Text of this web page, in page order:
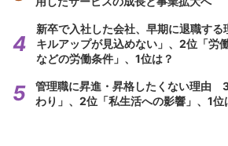
新卒で入社した会社、早期に退職す
キルアップが見込めない」、2位「労
などの労働条件」、1位は？
管理職に昇進・昇格したくない理由
わり」、2位「私生活への影響」、1位